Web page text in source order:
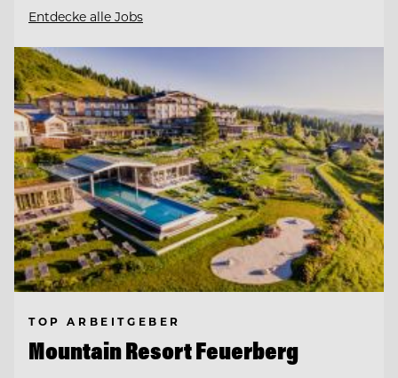
Entdecke alle Jobs
TOP ARBEITGEBER
Mountain Resort Feuerberg